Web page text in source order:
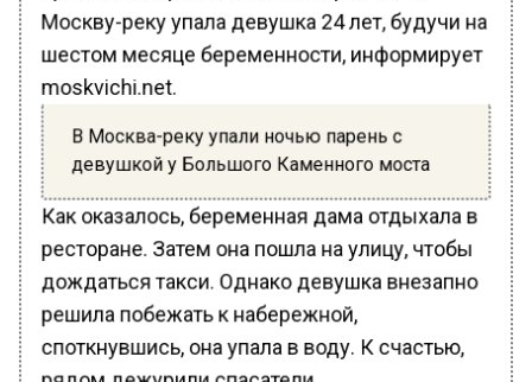
Москву-реку упала девушка 24 лет, будучи на
шестом месяце беременности, информирует
moskvichi.net.
В Москва-реку упали ночью парень с
девушкой у Большого Каменного моста
Как оказалось, беременная дама отдыхала в
ресторане. Затем она пошла на улицу, чтобы
дождаться такси. Однако девушка внезапно
решила побежать к набережной,
споткнувшись, она упала в воду. К счастью,
рядом дежурили спасатели.